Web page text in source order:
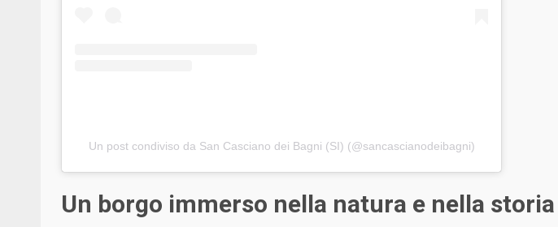
Un post condiviso da San Casciano dei Bagni (SI) (@sancascianodeibagni)
Un borgo immerso nella natura e nella storia